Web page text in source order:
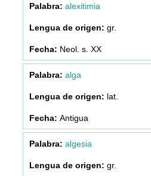
alexitimia
gr.
Neol. s. XX
alga
lat.
Antigua
algesia
gr.